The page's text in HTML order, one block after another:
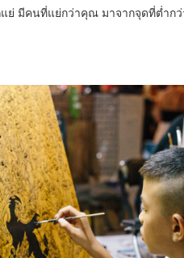
ย่ มีคนที่แย่กว่าคุณ มาจากจุดที่ต่ำก